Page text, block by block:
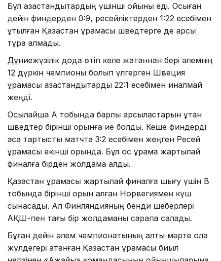
Бұл қазақстандықтардың үшінші ойыны еді. Осыған
дейін финдерден 0:9, ресейліктерден 1:22 есебімен
ұтылған Қазақстан құрамасы шведтерге де қарсы
тұра алмады.
Дүниежүзілік дода өтіп келе жатқаннан бері әлемнің
12 дүркін чемпионы болып үлгерген Швеция
құрамасы қазақстандықтарды 22:1 есебімен қиналмай
жеңді.
Осылайша А тобында барлық қарсыластарын ұтқан
шведтер бірінші орынға ие болды. Кеше финдерді
аса тартысты матчта 3:2 есебімен жеңген Ресей
құрамасы екінші орында. Бұл қос құрама жартылай
финалға бірден жолдама алды.
Қазақстан құрамасы жартылай финалға шығу үшін В
тобында бірінші орын алған Норвегиямен күш
сынасады. Ал Финляндияның бенди шеберлері
АҚШ-пен тағы бір жолдаманы сарапқа салады.
Бұған дейін әлем чемпионатының алты мәрте қола
жүлдегері атанған Қазақстан құрамасы биыл